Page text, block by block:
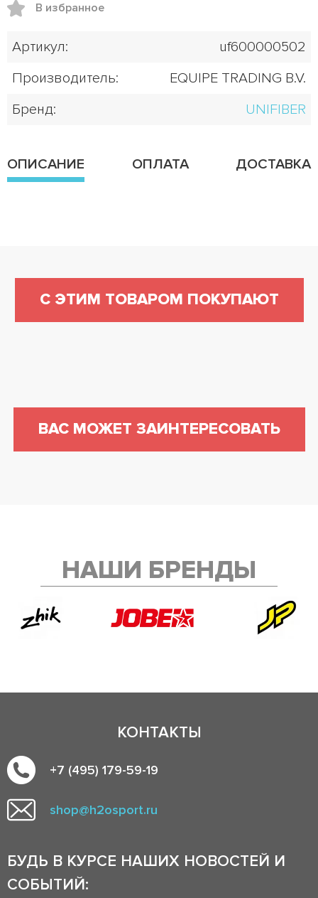
В избранное
Артикул:
uf600000502
Производитель:
EQUIPE TRADING B.V.
Бренд:
UNIFIBER
ОПИСАНИЕ ОПЛАТА ДОСТАВКА
С ЭТИМ ТОВАРОМ ПОКУПАЮТ
ВАС МОЖЕТ ЗАИНТЕРЕСОВАТЬ
НАШИ БРЕНДЫ
КОНТАКТЫ
+7 (495) 179-59-19
shop@h2osport.ru
БУДЬ В КУРСЕ НАШИХ НОВОСТЕЙ И
СОБЫТИЙ: